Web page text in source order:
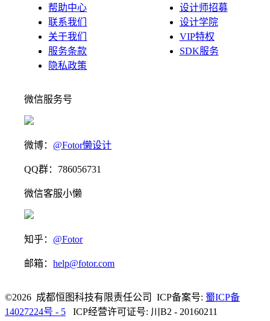
帮助中心
联系我们
关于我们
服务条款
隐私政策
设计师招募
设计学院
VIP特权
SDK服务
微信服务号
微博： @Fotor懒设计
QQ群：786056731
微信客服小懒
知乎： @Fotor
邮箱：help@fotor.com
©2026 成都恒图科技有限责任公司 ICP备案号: 蜀ICP备
14027224号 - 5 ICP经营许可证号: 川B2 - 20160211